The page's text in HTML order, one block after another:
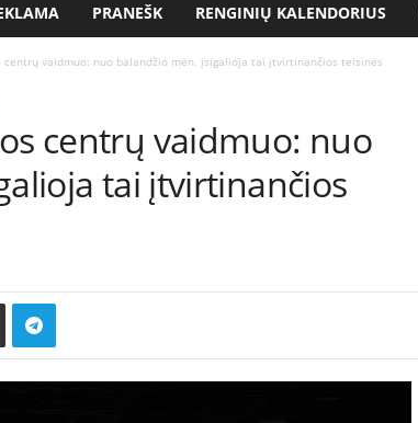
PRANEŠK RENGINIŲ KALENDORIUS
centrų vaidmuo: nuo balandžio mėn. įsigalioja tai įtvirtinančios teisinės
centrų vaidmuo: nuo
tai įtvirtinančios